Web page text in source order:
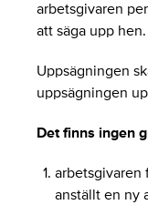
arbetsgivaren
att säga upp hen.
Uppsägningen
uppsägningen
Det finns ingen
arbetsgivaren
anställt en ny